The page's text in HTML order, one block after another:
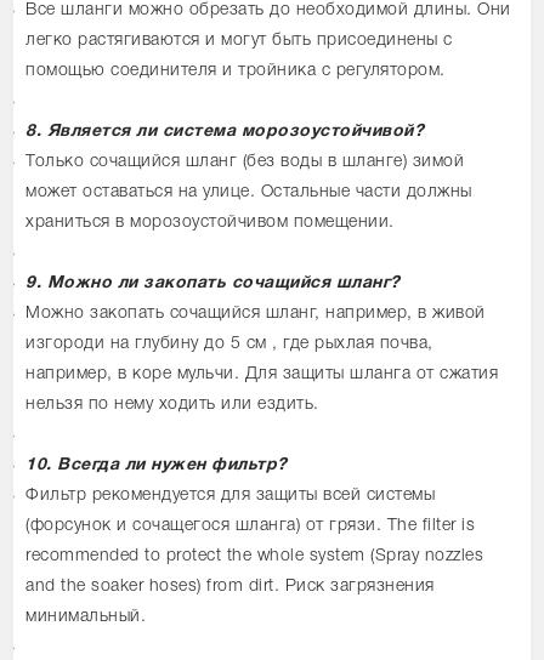
Все шланги можно обрезать до необходимой длины. Они
легко растягиваются и могут быть присоединены с
помощью соединителя и тройника с регулятором.
8. Является ли система морозоустойчивой?
Только сочащийся шланг (без воды в шланге) зимой
может оставаться на улице. Остальные части должны
храниться в морозоустойчивом помещении.
9. Можно ли закопать сочащийся шланг?
Можно закопать сочащийся шланг, например, в живой
изгороди на глубину до 5 см , где рыхлая почва,
например, в коре мульчи. Для защиты шланга от сжатия
нельзя по нему ходить или ездить.
10. Всегда ли нужен фильтр?
Фильтр рекомендуется для защиты всей системы
(форсунок и сочащегося шланга) от грязи. The filter is
recommended to protect the whole system (Spray nozzles
and the soaker hoses) from dirt. Риск загрязнения
минимальный.